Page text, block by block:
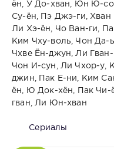
ён, У До-хван, Юн Ю-
Су-ён, Пэ Джэ-ги, Хван
Ли Хэ-ён, Чо Ван-ги,
Ким Чху-воль, Чон Да-
Чхве Ён-джун, Ли
Чон И-сун, Ли Чхор-
джин, Пак Е-ни, Ким
ён, Ю Док-хён, Пак
гван, Ли Юн-хван
Сериалы